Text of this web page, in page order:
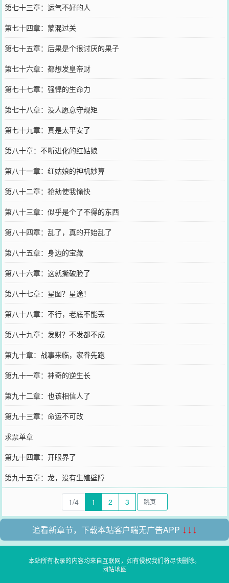
第七十三章：运气不好的人
第七十四章：蒙混过关
第七十五章：后果是个很讨厌的果子
第七十六章：都想发皇帝财
第七十七章：强悍的生命力
第七十八章：没人愿意守规矩
第七十九章：真是太平安了
第八十章：不断进化的红姑娘
第八十一章：红姑娘的神机妙算
第八十二章：抢劫使我愉快
第八十三章：似乎是个了不得的东西
第八十四章：乱了，真的开始乱了
第八十五章：身边的宝藏
第八十六章：这就撕破脸了
第八十七章：星图？星途！
第八十八章：不行，老底不能丢
第八十九章：发财？不发都不成
第九十章：战事来临，家眷先跑
第九十一章：神奇的逆生长
第九十二章：也该相信人了
第九十三章：命运不可改
求票单章
第九十四章：开眼界了
第九十五章：龙，没有生殖壁障
1/4 1 2 3
追看新章节，下载本站客户端无广告APP ↓↓↓
本站所有收录的内容均来自互联网，如有侵权我们将尽快删除。
网站地图